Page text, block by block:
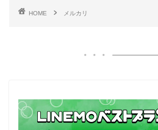
HOME メルカリ